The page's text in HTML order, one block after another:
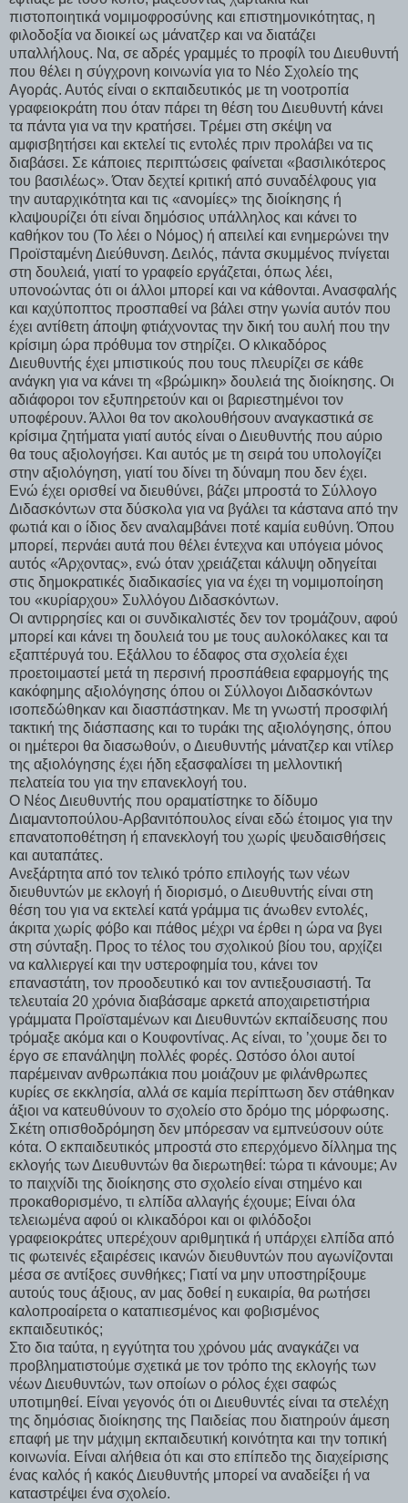
πιστοποιητικά νομιμοφροσύνης και επιστημονικότητας, η
φιλοδοξία να διοικεί ως μάνατζερ και να διατάζει
υπαλλήλους. Να, σε αδρές γραμμές το προφίλ του Διευθυντή
που θέλει η σύγχρονη κοινωνία για το Νέο Σχολείο της
Αγοράς. Αυτός είναι ο εκπαιδευτικός με τη νοοτροπία
γραφειοκράτη που όταν πάρει τη θέση του Διευθυντή κάνει
τα πάντα για να την κρατήσει. Τρέμει στη σκέψη να
αμφισβητήσει και εκτελεί τις εντολές πριν προλάβει να τις
διαβάσει. Σε κάποιες περιπτώσεις φαίνεται «βασιλικότερος
του βασιλέως». Όταν δεχτεί κριτική από συναδέλφους για
την αυταρχικότητα και τις «ανομίες» της διοίκησης ή
κλαψουρίζει ότι είναι δημόσιος υπάλληλος και κάνει το
καθήκον του (Το λέει ο Νόμος) ή απειλεί και ενημερώνει την
Προϊσταμένη Διεύθυνση. Δειλός, πάντα σκυμμένος πνίγεται
στη δουλειά, γιατί το γραφείο εργάζεται, όπως λέει,
υπονοώντας ότι οι άλλοι μπορεί και να κάθονται. Ανασφαλής
και καχύποπτος προσπαθεί να βάλει στην γωνία αυτόν που
έχει αντίθετη άποψη φτιάχνοντας την δική του αυλή που την
κρίσιμη ώρα πρόθυμα τον στηρίζει. Ο κλικαδόρος
Διευθυντής έχει μπιστικούς που τους πλευρίζει σε κάθε
ανάγκη για να κάνει τη «βρώμικη» δουλειά της διοίκησης. Οι
αδιάφοροι τον εξυπηρετούν και οι βαριεστημένοι τον
υποφέρουν. Άλλοι θα τον ακολουθήσουν αναγκαστικά σε
κρίσιμα ζητήματα γιατί αυτός είναι ο Διευθυντής που αύριο
θα τους αξιολογήσει. Και αυτός με τη σειρά του υπολογίζει
στην αξιολόγηση, γιατί του δίνει τη δύναμη που δεν έχει.
Ενώ έχει ορισθεί να διευθύνει, βάζει μπροστά το Σύλλογο
Διδασκόντων στα δύσκολα για να βγάλει τα κάστανα από την
φωτιά και ο ίδιος δεν αναλαμβάνει ποτέ καμία ευθύνη. Όπου
μπορεί, περνάει αυτά που θέλει έντεχνα και υπόγεια μόνος
αυτός «Άρχοντας», ενώ όταν χρειάζεται κάλυψη οδηγείται
στις δημοκρατικές διαδικασίες για να έχει τη νομιμοποίηση
του «κυρίαρχου» Συλλόγου Διδασκόντων.
Οι αντιρρησίες και οι συνδικαλιστές δεν τον τρομάζουν, αφού
μπορεί και κάνει τη δουλειά του με τους αυλοκόλακες και τα
εξαπτέρυγά του. Εξάλλου το έδαφος στα σχολεία έχει
προετοιμαστεί μετά τη περσινή προσπάθεια εφαρμογής της
κακόφημης αξιολόγησης όπου οι Σύλλογοι Διδασκόντων
ισοπεδώθηκαν και διασπάστηκαν. Με τη γνωστή προσφιλή
τακτική της διάσπασης και το τυράκι της αξιολόγησης, όπου
οι ημέτεροι θα διασωθούν, ο Διευθυντής μάνατζερ και ντίλερ
της αξιολόγησης έχει ήδη εξασφαλίσει τη μελλοντική
πελατεία του για την επανεκλογή του.
Ο Νέος Διευθυντής που οραματίστηκε το δίδυμο
Διαμαντοπούλου-Αρβανιτόπουλος είναι εδώ έτοιμος για την
επανατοποθέτηση ή επανεκλογή του χωρίς ψευδαισθήσεις
και αυταπάτες.
Ανεξάρτητα από τον τελικό τρόπο επιλογής των νέων
διευθυντών με εκλογή ή διορισμό, ο Διευθυντής είναι στη
θέση του για να εκτελεί κατά γράμμα τις άνωθεν εντολές,
άκριτα χωρίς φόβο και πάθος μέχρι να έρθει η ώρα να βγει
στη σύνταξη. Προς το τέλος του σχολικού βίου του, αρχίζει
να καλλιεργεί και την υστεροφημία του, κάνει τον
επαναστάτη, τον προοδευτικό και τον αντιεξουσιαστή. Τα
τελευταία 20 χρόνια διαβάσαμε αρκετά αποχαιρετιστήρια
γράμματα Προϊσταμένων και Διευθυντών εκπαίδευσης που
τρόμαξε ακόμα και ο Κουφοντίνας. Ας είναι, το ’χουμε δει το
έργο σε επανάληψη πολλές φορές. Ωστόσο όλοι αυτοί
παρέμειναν ανθρωπάκια που μοιάζουν με φιλάνθρωπες
κυρίες σε εκκλησία, αλλά σε καμία περίπτωση δεν στάθηκαν
άξιοι να κατευθύνουν το σχολείο στο δρόμο της μόρφωσης.
Σκέτη οπισθοδρόμηση δεν μπόρεσαν να εμπνεύσουν ούτε
κότα. Ο εκπαιδευτικός μπροστά στο επερχόμενο δίλλημα της
εκλογής των Διευθυντών θα διερωτηθεί: τώρα τι κάνουμε; Αν
το παιχνίδι της διοίκησης στο σχολείο είναι στημένο και
προκαθορισμένο, τι ελπίδα αλλαγής έχουμε; Είναι όλα
τελειωμένα αφού οι κλικαδόροι και οι φιλόδοξοι
γραφειοκράτες υπερέχουν αριθμητικά ή υπάρχει ελπίδα από
τις φωτεινές εξαιρέσεις ικανών διευθυντών που αγωνίζονται
μέσα σε αντίξοες συνθήκες; Γιατί να μην υποστηρίξουμε
αυτούς τους άξιους, αν μας δοθεί η ευκαιρία, θα ρωτήσει
καλοπροαίρετα ο καταπιεσμένος και φοβισμένος
εκπαιδευτικός;
Στο δια ταύτα, η εγγύτητα του χρόνου μάς αναγκάζει να
προβληματιστούμε σχετικά με τον τρόπο της εκλογής των
νέων Διευθυντών, των οποίων ο ρόλος έχει σαφώς
υποτιμηθεί. Είναι γεγονός ότι οι Διευθυντές είναι τα στελέχη
της δημόσιας διοίκησης της Παιδείας που διατηρούν άμεση
επαφή με την μάχιμη εκπαιδευτική κοινότητα και την τοπική
κοινωνία. Είναι αλήθεια ότι και στο επίπεδο της διαχείρισης
ένας καλός ή κακός Διευθυντής μπορεί να αναδείξει ή να
καταστρέψει ένα σχολείο.